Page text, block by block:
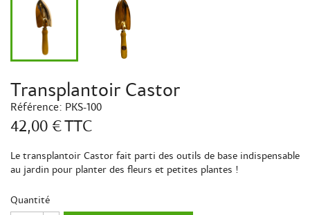
Transplantoir Castor
Référence: PKS-100
42,00 €TTC
Le transplantoir Castor fait parti des outils de base indispensable
au jardin pour planter des fleurs et petites plantes !
Quantité